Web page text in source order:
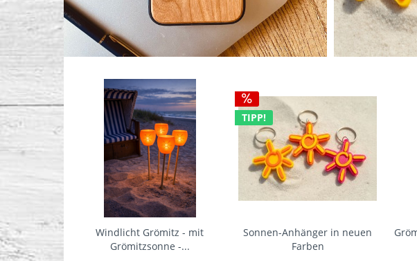
Windlicht Grömitz - mit
Grömitzsonne -...
TIPP!
Sonnen-Anhänger in neuen
Farben